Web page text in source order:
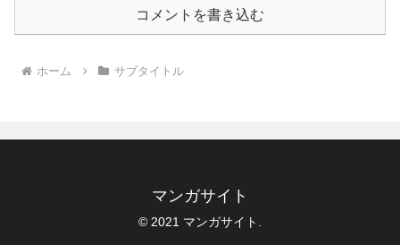
コメントを書き込む
ホーム サブタイトル
マンガサイト
© 2021 マンガサイト.